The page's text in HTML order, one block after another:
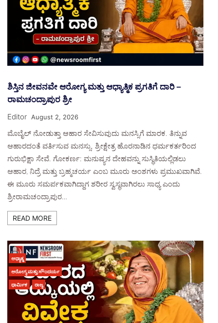
ಶಿಸ್ತಿನ ಜೀವನವೇ ಆರೋಗ್ಯ ಮತ್ತು ಆಧ್ಯಾತ್ಮಿಕ ಪ್ರಗತಿಗೆ ದಾರಿ –
ರಾಮಚಂದ್ರಾಪುರ ಶ್ರೀ
Editor August 2, 2026
ಮೊಬೈಲ್ ನೋಡುತ್ತಾ ಆಹಾರ ಸೇವಿಸುವುದು ಮನಸ್ಸಿಗೆ ಮಾರಕ. ತಿನ್ನುವ
ಆಹಾರದಂತೆ ವರ್ತಿಸುವ ಮನಸ್ಸು. ಶ್ರೀಕ್ಷೇತ್ರ ಹೊರನಾಡಿನ ಧರ್ಮಕರ್ತರಿಂದ
ಗುರುಭಿಕ್ಷಾ ಸೇವೆ. ಗೋಕರ್ಣ: ಮನುಷ್ಯನ ದೇಹವನ್ನು ಸುಸ್ಥಿತಿಯಲ್ಲಿಡಲು
ಆಹಾರ, ನಿದ್ರೆ ಮತ್ತು ಬ್ರಹ್ಮಚರ್ಯ ಎಂಬ ಮೂರು ಅಂಶಗಳು ಪ್ರಮುಖವಾಗಿವೆ.
ಈ ಮೂರು ಸಮರ್ಪಕವಾಗಿದ್ದಾಗ ಶರೀರ ಸ್ವಸ್ಥವಾಗಿರಲು ಸಾಧ್ಯ ಎಂದು
ಶ್ರೀರಾಮಚಂದ್ರಾಪುರ…
READ MORE
ಆಧ್ಯಾತ್ಮ
ಆರೋಗ್ಯ ಮತ್ತು ಸೌಂದರ್ಯ
ಧಾರ್ಮಿಕ ರಾಜ್ಯ